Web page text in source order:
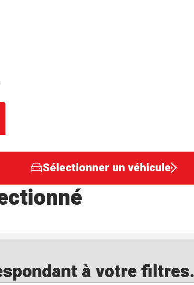
Sélectionner un véhicule
à votre filtres.